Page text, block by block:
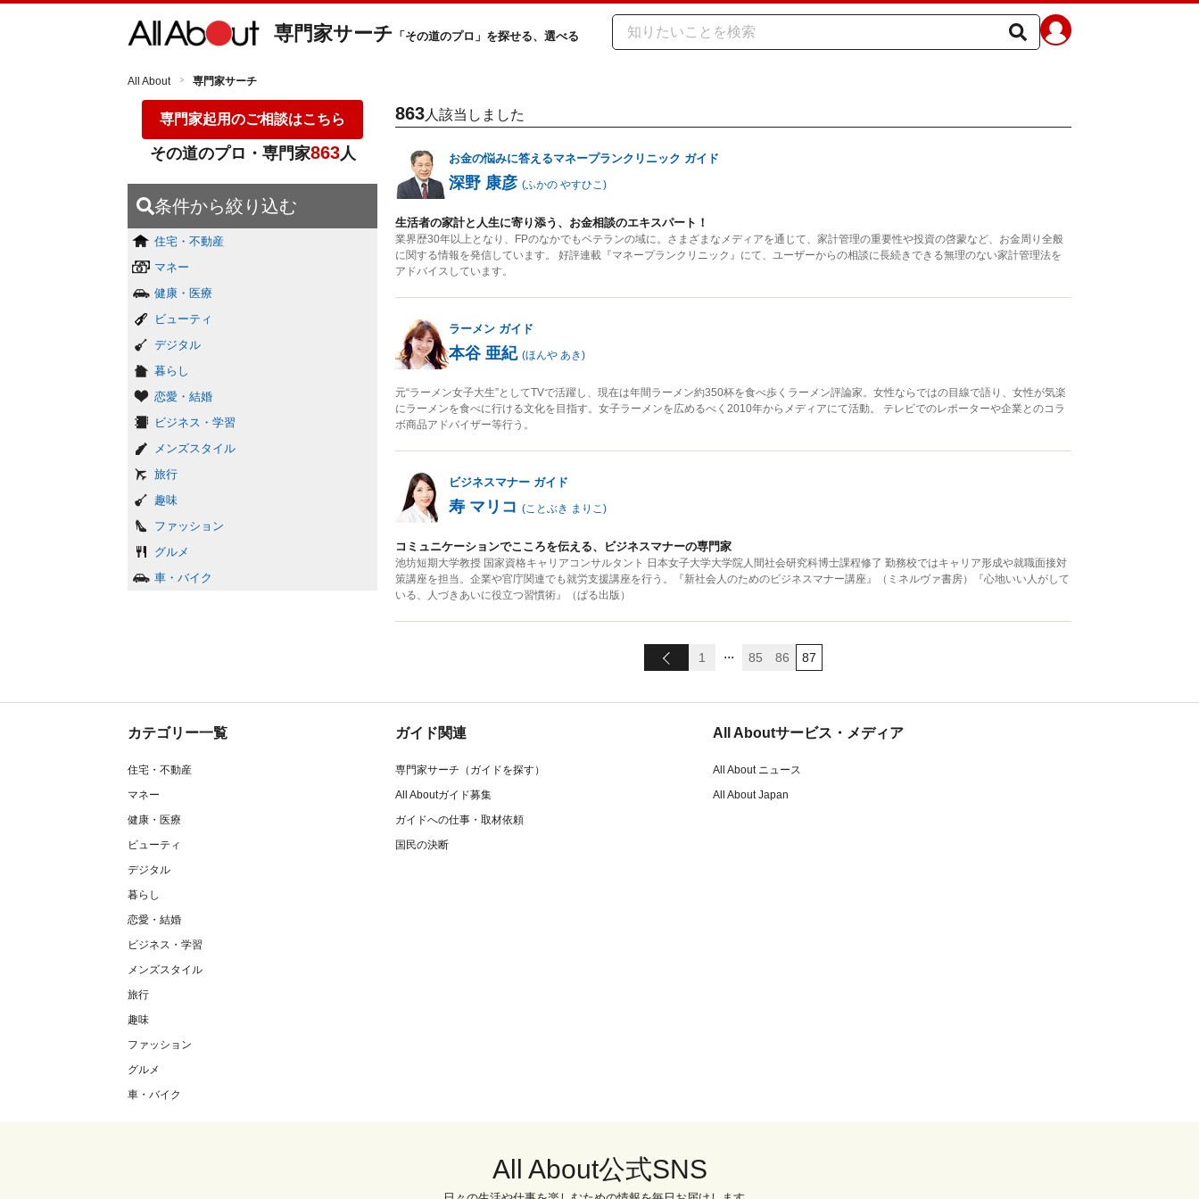
専門家サーチ 「その道のプロ」を探せる、選べる
All About 専門家サーチ
専門家起用のご相談はこちら
その道のプロ・専門家863人
条件から絞り込む
住宅・不動産
マネー
健康・医療
ビューティ
デジタル
暮らし
恋愛・結婚
ビジネス・学習
メンズスタイル
旅行
趣味
ファッション
グルメ
車・バイク
863人該当しました
お金の悩みに答えるマネープランクリニック ガイド
深野 康彦 (ふかの やすひこ )
生活者の家計と人生に寄り添う、お金相談のエキスパート！
業界歴30年以上となり、FPのなかでもベテランの域に。さまざまなメディアを通じて、家計管理の重要性や投資の啓蒙など、お金周り全般
に関する情報を発信しています。 好評連載『マネープランクリニック』にて、ユーザーからの相談に長続きできる無理のない家計管理法を
アドバイスしています。
ラーメン ガイド
本谷 亜紀 (ほんや あき)
元“ラーメン女子大生”としてTVで活躍し、現在は年間ラーメン約350杯を食べ歩くラーメン評論家。女性ならではの目線で語り、女性が気楽
にラーメンを食べに行ける文化を目指す。女子ラーメンを広めるべく2010年からメディアにて活動。 テレビでのレポーターや企業とのコラ
ボ商品アドバイザー等行う。
ビジネスマナー ガイド
寿 マリコ ( ことぶき まりこ )
コミュニケーションでこころを伝える、ビジネスマナーの専門家
池坊短期大学教授 国家資格キャリアコンサルタント 日本女子大学大学院人間社会研究科博士課程修了 勤務校ではキャリア形成や就職面接対
策講座を担当。企業や官庁関連でも就労支援講座を行う。『新社会人のためのビジネスマナー講座』（ミネルヴァ書房）『心地いい人がして
いる、人づきあいに役立つ習慣術』（ぱる出版）
1 ... 85 86 87
カテゴリー一覧
住宅・不動産
マネー
健康・医療
ビューティ
デジタル
暮らし
恋愛・結婚
ビジネス・学習
メンズスタイル
旅行
趣味
ファッション
グルメ
車・バイク
ガイド関連
専門家サーチ（ガイドを探す）
All Aboutガイド募集
ガイドへの仕事・取材依頼
国民の決断
All Aboutサービス・メディア
All About ニュース
All About Japan
All About公式SNS